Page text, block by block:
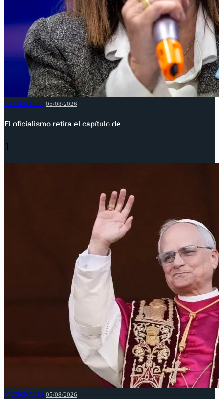
NACIONALES 05/08/2026
El oficialismo retira el capítulo de…
1
NACIONALES 05/08/2026